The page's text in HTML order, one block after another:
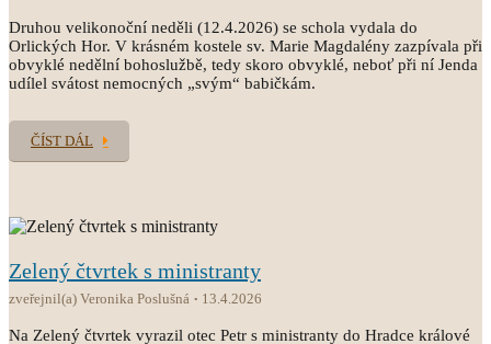
Druhou velikonoční neděli (12.4.2026) se schola vydala do
Orlických Hor. V krásném kostele sv. Marie Magdalény zazpívala při
obvyklé nedělní bohoslužbě, tedy skoro obvyklé, neboť při ní Jenda
udílel svátost nemocných „svým“ babičkám.
ČÍST DÁL
Zelený čtvrtek s ministranty
zveřejnil(a) Veronika Poslušná 13.4.2026
Na Zelený čtvrtek vyrazil otec Petr s ministranty do Hradce králové